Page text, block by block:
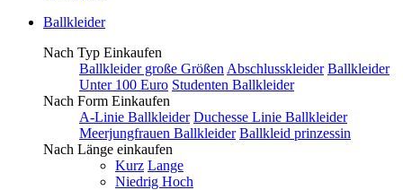
Ballkleider
Nach Typ Einkaufen
Ballkleider große Größen Abschlusskleider Ballkleider
Unter 100 Euro Studenten Ballkleider
Nach Form Einkaufen
A-Linie Ballkleider Duchesse Linie Ballkleider
Meerjungfrauen Ballkleider Ballkleid prinzessin
Nach Länge einkaufen
Kurz Lange
Niedrig Hoch